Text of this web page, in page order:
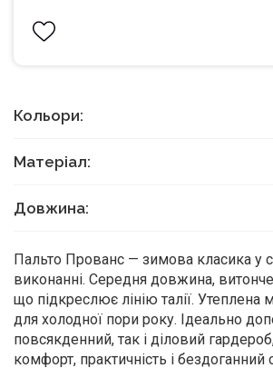
Кольори:
Матеріал:
Довжина:
Пальто Прованс — зимова класика у
виконанні. Середня довжина,
що підкреслює лінію талії. Утеплена
для холодної пори року. Ідеально
повсякденний, так і діловий
комфорт, практичність і бездоганний